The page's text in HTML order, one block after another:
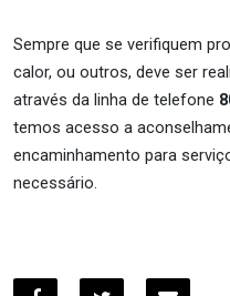
Sempre que se verifiquem
calor, ou outros, deve ser
através da linha de telefone
temos acesso a
encaminhamento para
necessário.